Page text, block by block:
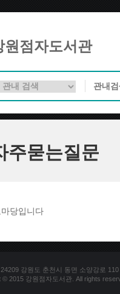
원점자도서관
주묻는질문
당입니다
강원도 춘천시 동면 소양강로
© 2015 강원점자도서관. All rights